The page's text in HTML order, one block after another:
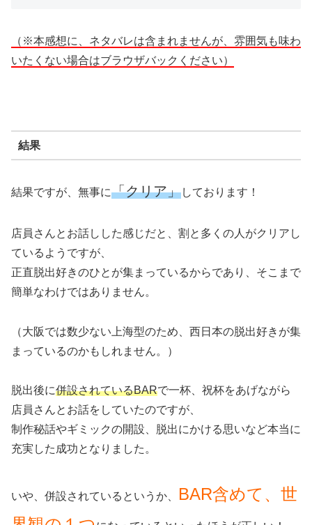
（※本感想に、ネタバレは含まれませんが、雰囲気も味わ
いたくない場合はブラウザバックください）
結果
結果ですが、無事に「クリア」しております！
店員さんとお話しした感じだと、割と多くの人がクリアし
ているようですが、
正直脱出好きのひとが集まっているからであり、そこまで
簡単なわけではありません。
（大阪では数少ない上海型のため、西日本の脱出好きが集
まっているのかもしれません。）
脱出後に併設されているBARで一杯、祝杯をあげながら
店員さんとお話をしていたのですが、
制作秘話やギミックの開設、脱出にかける思いなど本当に
充実した成功となりました。
いや、併設されているというか、
BAR含めて、世